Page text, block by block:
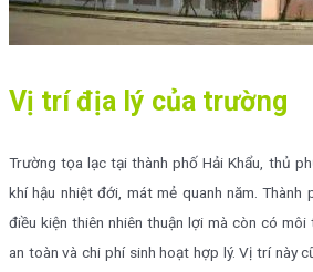
Vị trí địa lý của trường
Trường tọa lạc tại thành phố Hải Khẩu, thủ
khí hậu nhiệt đới, mát mẻ quanh năm. Thành
điều kiện thiên nhiên thuận lợi mà còn có
an toàn và chi phí sinh hoạt hợp lý. Vị trí này